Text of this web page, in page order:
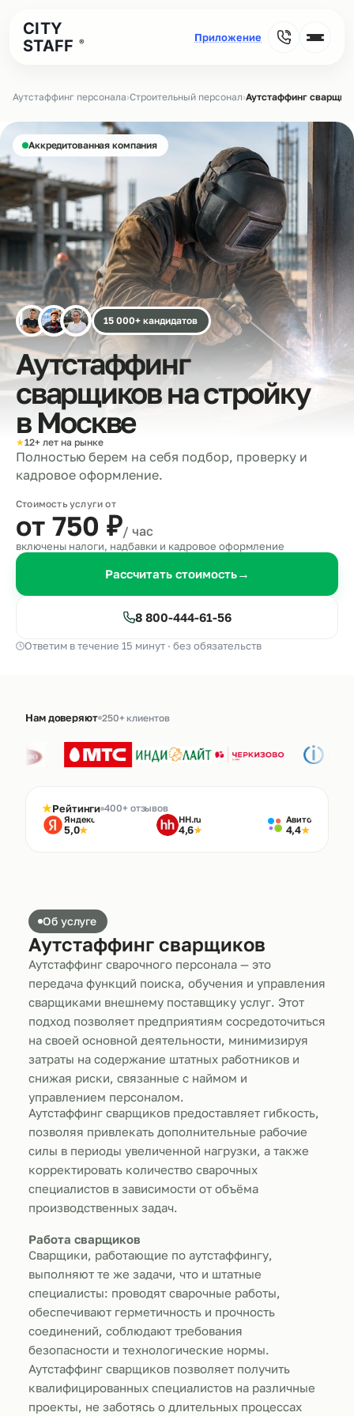
CITY
STAFF
®
Аутстаффинг персонала›Строительный персонал›Аутстаффинг
Аккредитованная компания
15 000+ кандидатов
Аутстаффинг
сварщиков на стройку
в Москве
★12+ лет на рынке
Полностью берем на себя подбор, проверку и
кадровое оформление.
Стоимость услуги от
от 750 ₽/ час
включены налоги, надбавки и кадровое оформление
Рассчитать стоимость→
8 800-444-61-56
Ответим в течение 15 минут · без обязательств
Нам доверяют 250+ клиентов
★Рейтинги 400+ отзывов
Яндекс
5,0★
HH.ru
4,6★
Авито
4,4★
Об услуге
Аутстаффинг сварщиков
Аутстаффинг сварочного персонала — это
передача функций поиска, обучения и управления
сварщиками внешнему поставщику услуг. Этот
подход позволяет предприятиям сосредоточиться
на своей основной деятельности, минимизируя
затраты на содержание штатных работников и
снижая риски, связанные с наймом и
управлением персоналом.
Аутстаффинг сварщиков предоставляет гибкость,
позволяя привлекать дополнительные рабочие
силы в периоды увеличенной нагрузки, а также
корректировать количество сварочных
специалистов в зависимости от объёма
производственных задач.
Работа сварщиков
Сварщики, работающие по аутстаффингу,
выполняют те же задачи, что и штатные
специалисты: проводят сварочные работы,
обеспечивают герметичность и прочность
соединений, соблюдают требования
безопасности и технологические нормы.
Аутстаффинг сварщиков позволяет получить
квалифицированных специалистов на различные
проекты, не заботясь о длительных процессах